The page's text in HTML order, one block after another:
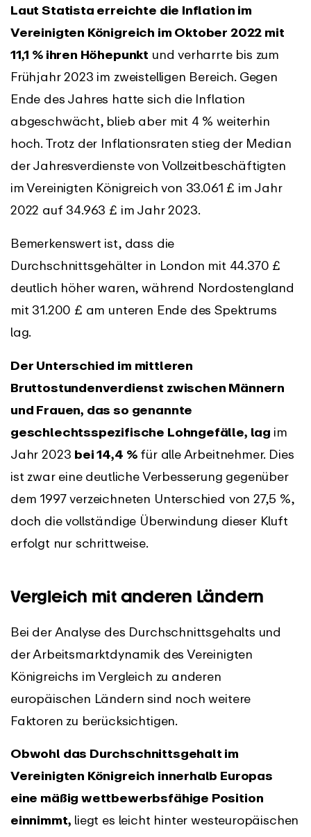
Laut Statista erreichte die Inflation im
Vereinigten Königreich im Oktober 2022 mit
11,1 % ihren Höhepunkt und verharrte bis zum
Frühjahr 2023 im zweistelligen Bereich. Gegen
Ende des Jahres hatte sich die Inflation
abgeschwächt, blieb aber mit 4 % weiterhin
hoch. Trotz der Inflationsraten stieg der Median
der Jahresverdienste von Vollzeitbeschäftigten
im Vereinigten Königreich von 33.061 £ im Jahr
2022 auf 34.963 £ im Jahr 2023.
Bemerkenswert ist, dass die
Durchschnittsgehälter in London mit 44.370 £
deutlich höher waren, während Nordostengland
mit 31.200 £ am unteren Ende des Spektrums
lag.
Der Unterschied im mittleren
Bruttostundenverdienst zwischen Männern
und Frauen, das so genannte
geschlechtsspezifische Lohngefälle, lag im
Jahr 2023 bei 14,4 %für alle Arbeitnehmer. Dies
ist zwar eine deutliche Verbesserung gegenüber
dem 1997 verzeichneten Unterschied von 27,5 %,
doch die vollständige Überwindung dieser Kluft
erfolgt nur schrittweise.
Vergleich mit anderen Ländern
Bei der Analyse des Durchschnittsgehalts und
der Arbeitsmarktdynamik des Vereinigten
Königreichs im Vergleich zu anderen
europäischen Ländern sind noch weitere
Faktoren zu berücksichtigen.
Obwohl das Durchschnittsgehalt im
Vereinigten Königreich innerhalb Europas
eine mäßig wettbewerbsfähige Position
einnimmt, liegt es leicht hinter westeuropäischen